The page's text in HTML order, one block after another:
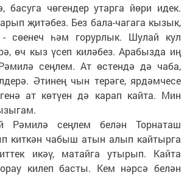
басуга чөгендер утарга йөри идек.
җитәбез. Без бала-чагага кызык,
сөенеч һәм горурлык. Шулай кул
өч кыз үсеп киләбез. Арабызда иң
сеңлем. Ат өстендә дә чаба,
Әтинең чын терәге, ярдәмчесе
ат көтүен дә карап кайта. Мин
Рәмилә сеңлем белән Торнаташ
киткән чабыш атын алып кайтырга
икәү, матайга утырып. Кайта
килеп басты. Кем нәрсә белән